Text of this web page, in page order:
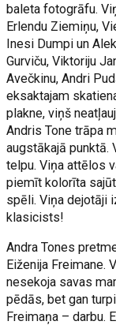
baleta fotogrāfu.
Erlendu Ziemiņu,
Inesi Dumpi un
Gurviču, Viktoriju
Avečkinu, Andri
eksaktajam
plakne, viņš
Andris Tone trāpa
augstākajā punktā.
telpu. Viņa attēlos
piemīt kolorīta
spēli. Viņa dejotāji
klasicists!
Andra Tones
Eiženija Freimane.
nesekoja savas
pēdās, bet gan
Freimaņa – darbu.